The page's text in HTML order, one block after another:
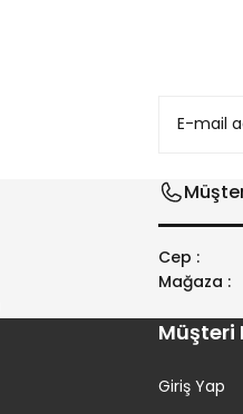
Cep :
Mağaza :
Müşteri
Giriş Yap